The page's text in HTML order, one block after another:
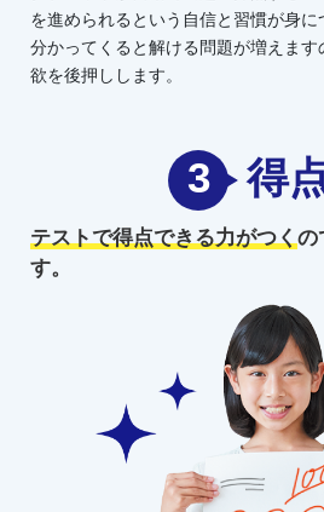
を進められるという自信と習慣が身
分かってくると解ける問題が増えま
欲を後押しします。
3 得
テストで得点できる力がつくの
す。